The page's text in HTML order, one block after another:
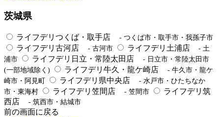
茨城県
ライフデリつくば・取手店 - つくば市・取手市・我孫子市
ライフデリ古河店 - 古河市 ライフデリ土浦店
- 土
浦市
ライフデリ日立・常陸太田店
- 日立市・常陸太田市
(一部地域除く)
ライフデリ牛久・龍ケ崎店
- 牛久市・龍ケ
崎市・阿見町
ライフデリ県中央店
- 水戸市・ひたちなか
市・東海村
ライフデリ笠間店 - 笠間市
ライフデリ筑
西店
- 筑西市・結城市
前の画面に戻る